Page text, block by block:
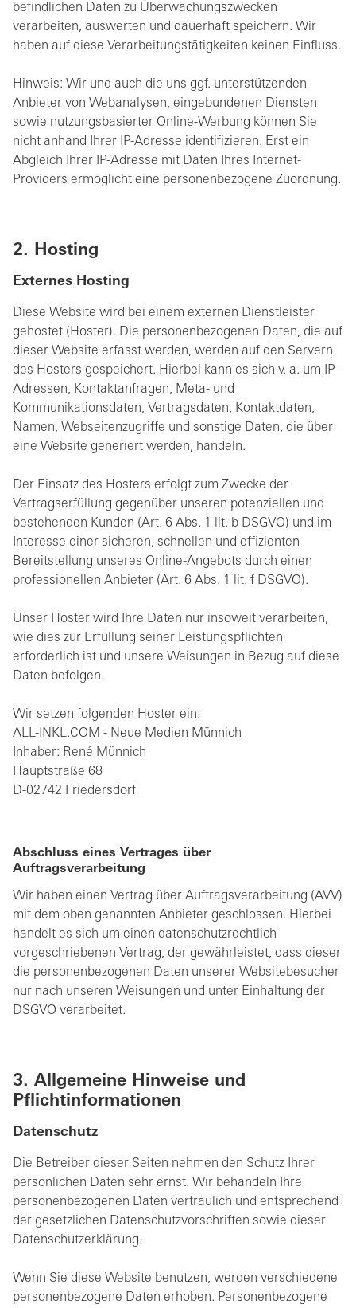
befindlichen Daten zu Überwachungszwecken
verarbeiten, auswerten und dauerhaft speichern. Wir
haben auf diese Verarbeitungstätigkeiten keinen Einfluss.
Hinweis: Wir und auch die uns ggf. unterstützenden
Anbieter von Webanalysen, eingebundenen Diensten
sowie nutzungsbasierter Online-Werbung können Sie
nicht anhand Ihrer IP-Adresse identifizieren. Erst ein
Abgleich Ihrer IP-Adresse mit Daten Ihres Internet-
Providers ermöglicht eine personenbezogene Zuordnung.
2. Hosting
Externes Hosting
Diese Website wird bei einem externen Dienstleister
gehostet (Hoster). Die personenbezogenen Daten, die auf
dieser Website erfasst werden, werden auf den Servern
des Hosters gespeichert. Hierbei kann es sich v. a. um IP-
Adressen, Kontaktanfragen, Meta- und
Kommunikationsdaten, Vertragsdaten, Kontaktdaten,
Namen, Webseitenzugriffe und sonstige Daten, die über
eine Website generiert werden, handeln.
Der Einsatz des Hosters erfolgt zum Zwecke der
Vertragserfüllung gegenüber unseren potenziellen und
bestehenden Kunden (Art. 6 Abs. 1 lit. b DSGVO) und im
Interesse einer sicheren, schnellen und effizienten
Bereitstellung unseres Online-Angebots durch einen
professionellen Anbieter (Art. 6 Abs. 1 lit. f DSGVO).
Unser Hoster wird Ihre Daten nur insoweit verarbeiten,
wie dies zur Erfüllung seiner Leistungspflichten
erforderlich ist und unsere Weisungen in Bezug auf diese
Daten befolgen.
Wir setzen folgenden Hoster ein:
ALL-INKL.COM - Neue Medien Münnich
Inhaber: René Münnich
Hauptstraße 68
D-02742 Friedersdorf
Abschluss eines Vertrages über
Auftragsverarbeitung
Wir haben einen Vertrag über Auftragsverarbeitung (AVV)
mit dem oben genannten Anbieter geschlossen. Hierbei
handelt es sich um einen datenschutzrechtlich
vorgeschriebenen Vertrag, der gewährleistet, dass dieser
die personenbezogenen Daten unserer Websitebesucher
nur nach unseren Weisungen und unter Einhaltung der
DSGVO verarbeitet.
3. Allgemeine Hinweise und
Pflichtinformationen
Datenschutz
Die Betreiber dieser Seiten nehmen den Schutz Ihrer
persönlichen Daten sehr ernst. Wir behandeln Ihre
personenbezogenen Daten vertraulich und entsprechend
der gesetzlichen Datenschutzvorschriften sowie dieser
Datenschutzerklärung.
Wenn Sie diese Website benutzen, werden verschiedene
personenbezogene Daten erhoben. Personenbezogene